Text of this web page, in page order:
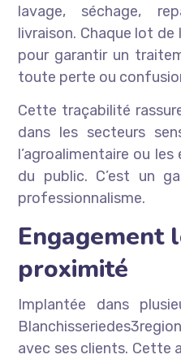
lavage, séchage,
livraison. Chaque lot
pour garantir un
toute perte ou
Cette traçabilité
dans les secteurs
l’agroalimentaire ou
du public. C’est un
professionnalisme.
Engagement
proximité
Implantée dans
avec ses clients. Cette